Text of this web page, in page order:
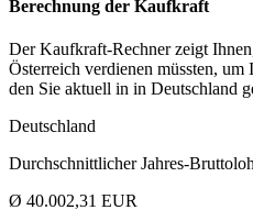
Berechnung der Kaufkraft
Der Kaufkraft-Rechner zeigt
Österreich verdienen müssten, um
den Sie aktuell in in Deutschland
Deutschland
Durchschnittlicher Jahres-
Ø 40.002,31 EUR